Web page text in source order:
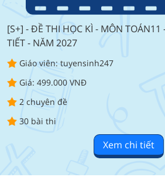
[S+] - ĐỀ THI HỌC KÌ - MÔN TOÁN11
TIẾT - NĂM 2027
Giáo viên: tuyensinh247
Giá: 499.000 VNĐ
2 chuyên đề
30 bài thi
Xem chi tiết